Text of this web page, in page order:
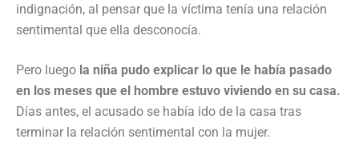
indignación, al pensar que la víctima tenía una relación
sentimental que ella desconocía.
Pero luego la niña pudo explicar lo que le había pasado
en los meses que el hombre estuvo viviendo en su casa.
Días antes, el acusado se había ido de la casa tras
terminar la relación sentimental con la mujer.